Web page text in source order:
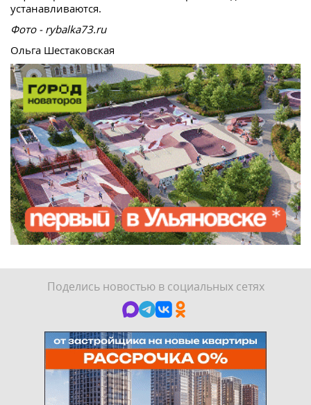
устанавливаются.
Фото - rybalka73.ru
Ольга Шестаковская
Поделись новостью в социальных сетях